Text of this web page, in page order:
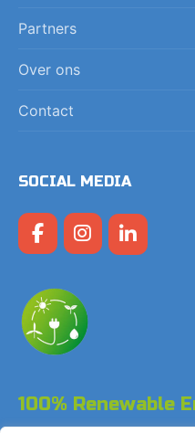
Partners
Over ons
Contact
SOCIAL MEDIA
100% Renewable